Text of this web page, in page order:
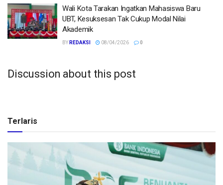
Wali Kota Tarakan Ingatkan Mahasiswa Baru
UBT, Kesuksesan Tak Cukup Modal Nilai
Akademik
BY REDAKSI 08/04/2026 0
Discussion about this post
Terlaris